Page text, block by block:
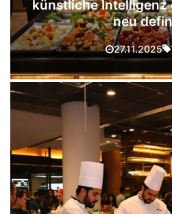
künstliche Intelligenz
neu
27.11.2025